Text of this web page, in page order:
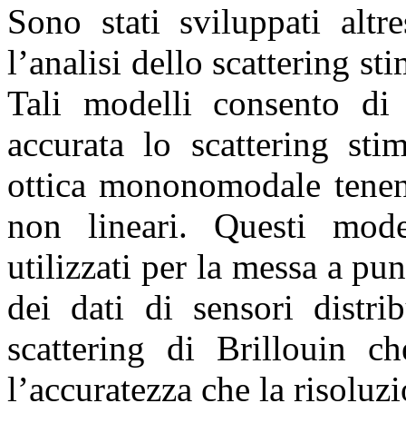
Sono stati sviluppati
l’analisi dello scattering
Tali modelli consento di
accurata lo scattering
ottica mononomodale
non lineari. Questi
utilizzati per la messa a
dei dati di sensori
scattering di Brillouin
l’accuratezza che la